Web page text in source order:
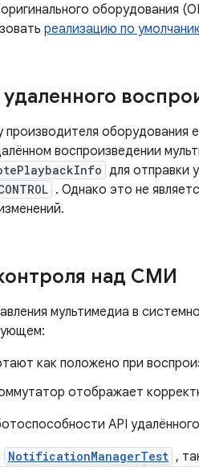
оборудования
реализацию по
производителя
воспроизведении
для отправки
. Однако это не
над СМИ
мультимедиа в
как положено при
отображает
API
NotificationManagerTest ,